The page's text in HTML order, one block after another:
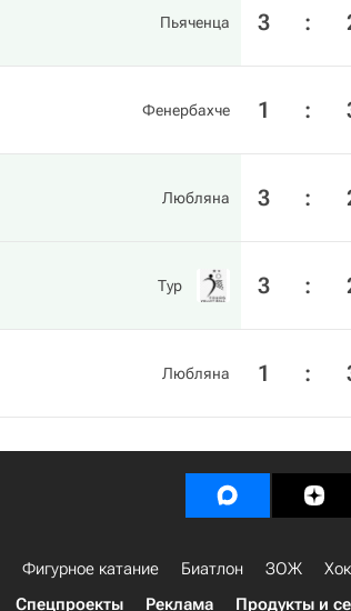
Пьяченца 3 :
Фенербахче 1 :
Любляна 3 :
Тур 3 :
Любляна 1 :
Фигурное катание Биатлон ЗОЖ
Спецпроекты
Реклама Продукты и